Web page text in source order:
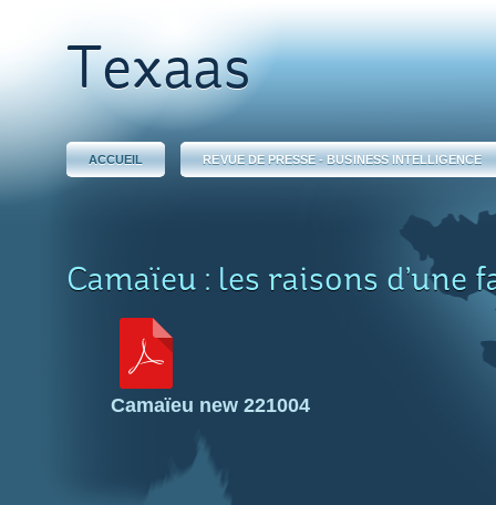
Texaas
ACCUEIL REVUE DE PRESSE - BUSINESS INTELLIGENCE
Camaïeu : les raisons d’une
Camaïeu new 221004